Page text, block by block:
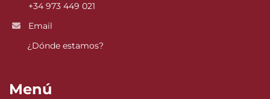
+34 973 449 021
Email
¿Dónde estamos?
Menú